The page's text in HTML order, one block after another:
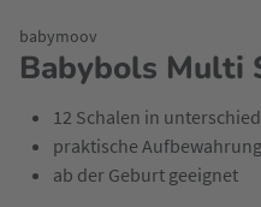
Babybols Multi
babymoov
12 Schalen in
praktische
ab der Geburt geeignet